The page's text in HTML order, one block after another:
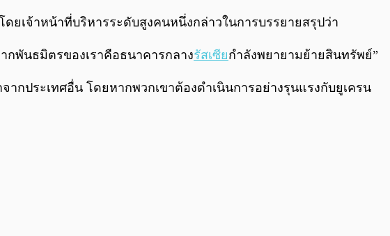
ดยเจ้าหน้าที่บริหารระดับสูงคนหนึ่งกล่าวในการบรรยายสรุปว่า
กพันธมิตรของเราคือธนาคารกลางรัสเซียกำลังพยายามย้ายสินทรัพย์”
กประเทศอื่น โดยหากพวกเขาต้องดำเนินการอย่างรุนแรงกับยูเครน